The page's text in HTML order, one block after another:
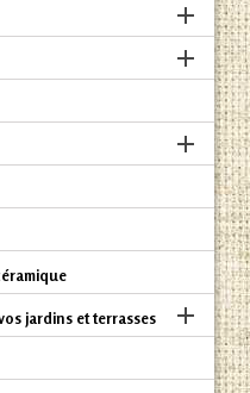



jardins et terrasses 